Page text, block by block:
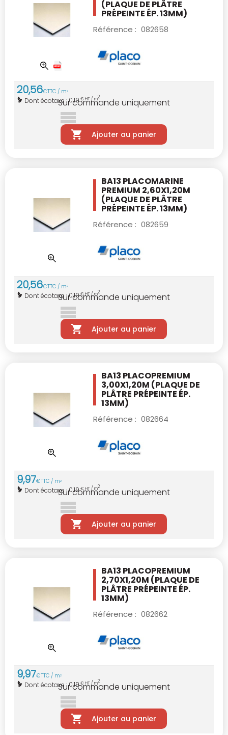
(PLAQUE DE PLÂTRE
PRÉPEINTE ÉP. 13MM)
Référence : 082658
20,56€TTC / m2
Dont écotaxe :0,19€ HT / m2
Sur commande uniquement
Ajouter au panier
BA13 PLACOMARINE
PREMIUM 2,60X1,20M
(PLAQUE DE PLÂTRE
PRÉPEINTE ÉP. 13MM)
Référence : 082659
20,56€TTC / m2
Dont écotaxe :0,19€ HT / m2
Sur commande uniquement
Ajouter au panier
BA13 PLACOPREMIUM
3,00X1,20M (PLAQUE DE
PLÂTRE PRÉPEINTE ÉP.
13MM)
Référence : 082664
9,97€TTC / m2
Dont écotaxe :0,19€ HT / m2
Sur commande uniquement
Ajouter au panier
BA13 PLACOPREMIUM
2,70X1,20M (PLAQUE DE
PLÂTRE PRÉPEINTE ÉP.
13MM)
Référence : 082662
9,97€TTC / m2
Dont écotaxe :0,19€ HT / m2
Sur commande uniquement
Ajouter au panier